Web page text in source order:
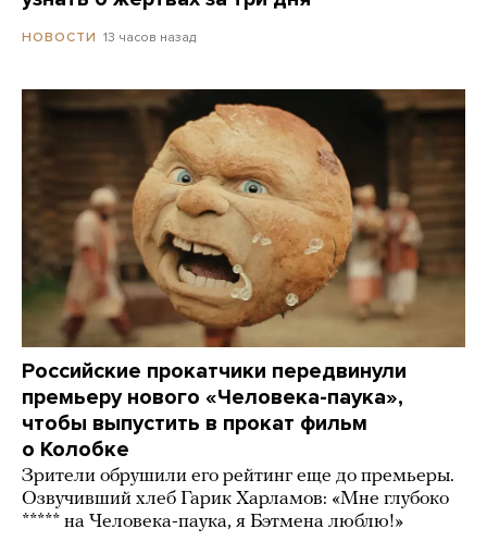
НОВОСТИ 13 часов назад
Российские прокатчики передвинули
премьеру нового «Человека-паука»,
чтобы выпустить в прокат фильм
о Колобке
Зрители обрушили его рейтинг еще до премьеры.
Озвучивший хлеб Гарик Харламов: «Мне глубоко
***** на Человека-паука, я Бэтмена люблю!»